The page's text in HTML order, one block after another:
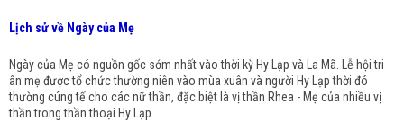
Lịch sử về Ngày của Mẹ
Ngày của Mẹ có nguồn gốc sớm nhất vào thời kỳ Hy Lạp và La Mã. Lễ hội tri
ân mẹ được tổ chức thường niên vào mùa xuân và người Hy Lạp thời đó
thường cúng tế cho các nữ thần, đặc biệt là vị thần Rhea - Mẹ của nhiều vị
thần trong thần thoại Hy Lạp.